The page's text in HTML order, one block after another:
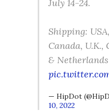
July 14-24.
Shipping:
Canada,
& Netherlands
— HipDot
10, 2022